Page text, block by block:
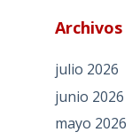
Archivos
julio 2026
junio 2026
mayo 2026